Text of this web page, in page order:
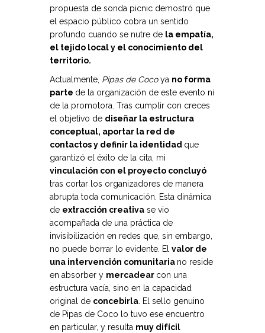
propuesta de sonda picnic demostró que
el espacio público cobra un sentido
profundo cuando se nutre de la empatía,
el tejido local y el conocimiento del
territorio.
Actualmente, Pipas de Cocoya no forma
parte de la organización de este evento ni
de la promotora. Tras cumplir con creces
el objetivo de diseñar la estructura
conceptual, aportar la red de
contactos y definir la identidad que
garantizó el éxito de la cita, mi
vinculación con el proyecto concluyó
tras cortar los organizadores de manera
abrupta toda comunicación. Esta dinámica
de extracción creativa se vio
acompañada de una práctica de
invisibilización en redes que, sin embargo,
no puede borrar lo evidente. El valor de
una intervención comunitaria no reside
en absorber y mercadear con una
estructura vacía, sino en la capacidad
original de concebirla . El sello genuino
de Pipas de Coco lo tuvo ese encuentro
en particular, y resulta muy difícil